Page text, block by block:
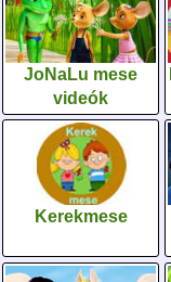
JoNaLu mese
videók
Kerekmese